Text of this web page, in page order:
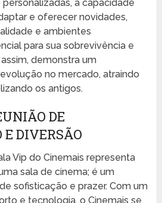
a capacidade
e oferecer novidades,
e ambientes
para sua sobrevivência e
demonstra um
no mercado, atraindo
os antigos.
DE
DIVERSÃO
Vip do Cinemais representa
sala de cinema; é um
sofisticação e prazer. Com um
e tecnologia, o Cinemais se